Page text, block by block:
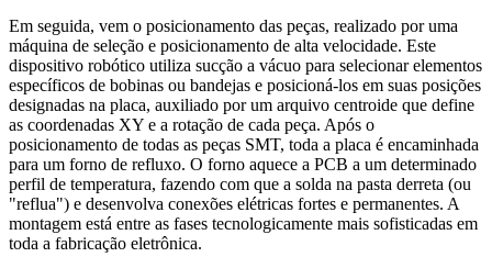
Em seguida, vem o posicionamento das peças, realizado por uma
máquina de seleção e posicionamento de alta velocidade. Este
dispositivo robótico utiliza sucção a vácuo para selecionar elementos
específicos de bobinas ou bandejas e posicioná-los em suas posições
designadas na placa, auxiliado por um arquivo centroide que define
as coordenadas XY e a rotação de cada peça. Após o
posicionamento de todas as peças SMT, toda a placa é encaminhada
para um forno de refluxo. O forno aquece a PCB a um determinado
perfil de temperatura, fazendo com que a solda na pasta derreta (ou
"reflua") e desenvolva conexões elétricas fortes e permanentes. A
montagem está entre as fases tecnologicamente mais sofisticadas em
toda a fabricação eletrônica.